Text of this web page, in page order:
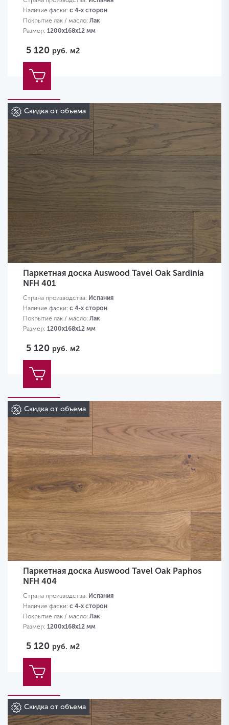
Наличие фаски: с 4-х сторон
Покрытие лак / масло: Лак
Размер: 1200х168х12 мм
5 120 руб. м2
Скидка от объема
Паркетная доска Auswood Tavel Oak Sardinia
NFH 401
Страна производства: Испания
Наличие фаски: с 4-х сторон
Покрытие лак / масло: Лак
Размер: 1200х168х12 мм
5 120 руб. м2
Скидка от объема
Паркетная доска Auswood Tavel Oak Paphos
NFH 404
Страна производства: Испания
Наличие фаски: с 4-х сторон
Покрытие лак / масло: Лак
Размер: 1200х168х12 мм
5 120 руб. м2
Скидка от объема